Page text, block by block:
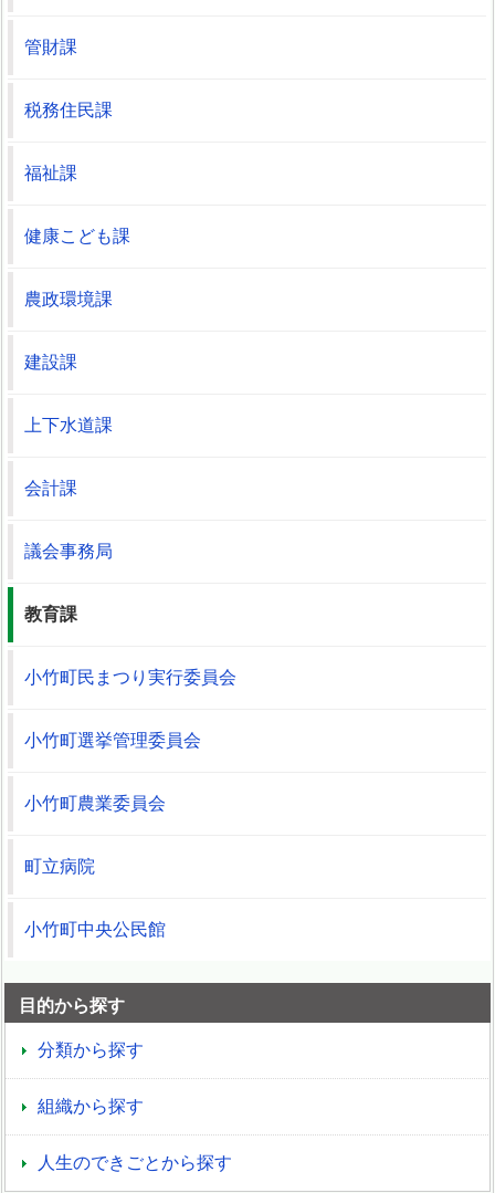
管財課
税務住民課
福祉課
健康こども課
農政環境課
建設課
上下水道課
会計課
議会事務局
教育課
小竹町民まつり実行委員会
小竹町選挙管理委員会
小竹町農業委員会
町立病院
小竹町中央公民館
目的から探す
分類から探す
組織から探す
人生のできごとから探す